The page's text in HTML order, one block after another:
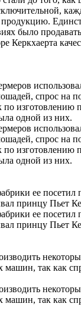
продукцию.
было
Керкхаерта
спрос на
по изготовлению
одной из них.
спрос на
по изготовлению
одной из них.
ее посетил
принцу Пьет
ее посетил
принцу Пьет
машин, так как
машин, так как